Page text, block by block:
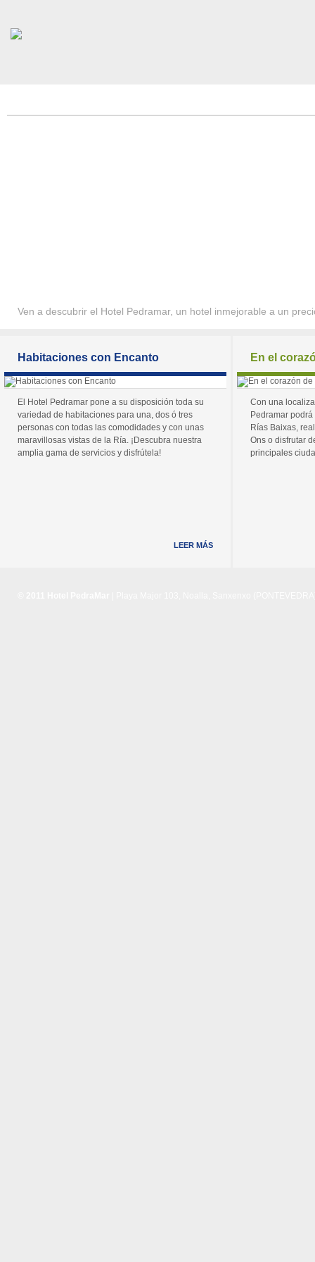
Ven a descubrir el Hotel Pedramar, un hotel inmejorable a un
Habitaciones con Encanto
El Hotel Pedramar pone a su disposición toda su
variedad de habitaciones para una, dos ó tres
personas con todas las comodidades y con unas
maravillosas vistas de la Ría. ¡Descubra nuestra
amplia gama de servicios y disfrútela!
LEER MÁS
En el
Con una
Pedramar
Rías Baixas,
Ons o disfrutar
principales